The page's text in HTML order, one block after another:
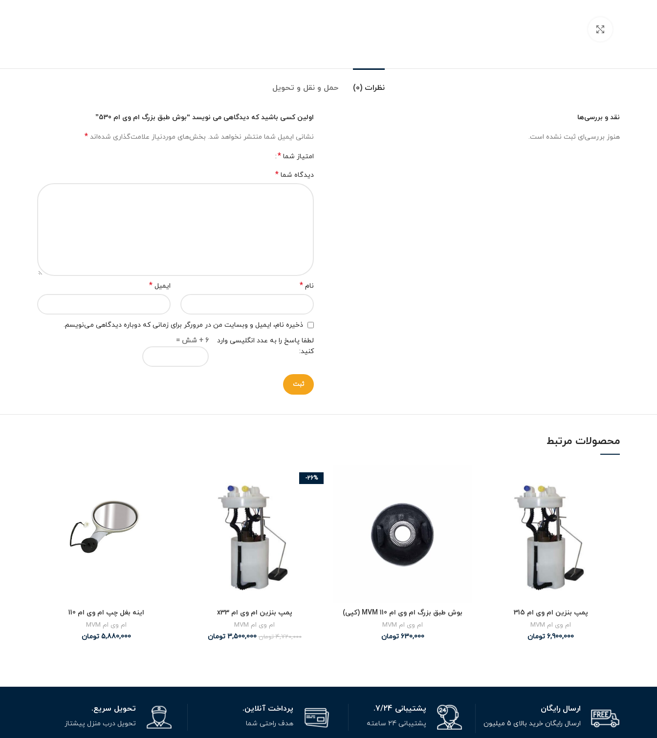
نظرات (0) حمل و نقل و تحویل
نقد و بررسی‌ها
هنوز بررسی‌ای ثبت نشده است.
اولین کسی باشید که دیدگاهی می نویسد “بوش طبق بزرگ ام وی ام 530”
نشانی ایمیل شما منتشر نخواهد شد. بخش‌های موردنیاز علامت‌گذاری شده‌اند *
امتیاز شما *
دیدگاه شما *
نام * ایمیل *
ذخیره نام، ایمیل و وبسایت من در مرورگر برای زمانی که دوباره دیدگاهی می‌نویسم.
لطفا پاسخ را به عدد انگلیسی وارد
کنید:
6 + شش =
محصولات مرتبط
پمپ بنزین ام وی ام 315
ام وی ام MVM
6,900,000 تومان
بوش طبق بزرگ ام وی ام MVM 110 (کپی)
ام وی ام MVM
630,000 تومان
-26%
پمپ بنزین ام وی ام x33
ام وی ام MVM
4,720,000 تومان 3,500,000 تومان
اینه بغل چپ ام وی ام 110
ام وی ام MVM
5,880,000 تومان
ارسال رایگان
ارسال رایگان خرید بالای 5 میلیون
پشتیبانی 7/24.
پشتیبانی 24 ساعته
پرداخت آنلاین.
هدف راحتی شما
تحویل سریع.
تحویل درب منزل پیشتاز